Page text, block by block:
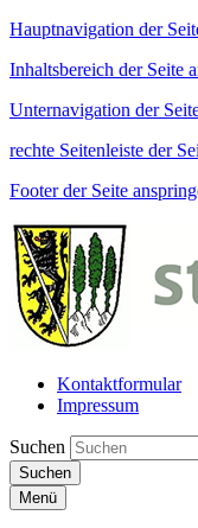
Hauptnavigation der
Inhaltsbereich der Seite
Unternavigation der
rechte Seitenleiste der
Footer der Seite
Kontaktformular
Impressum
Suchen
Suchen
Menü